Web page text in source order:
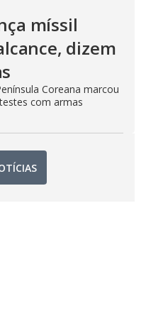
míssil
dizem
Coreana marcou
com armas